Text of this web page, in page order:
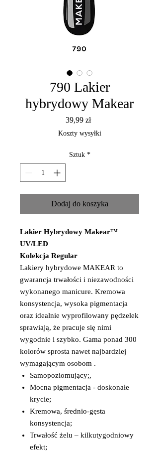
790 Lakier
hybrydowy Makear
39,99 złCena
Koszty wysyłki
Sztuk *
Dodaj do koszyka
Lakier Hybrydowy Makear™
UV/LED
Kolekcja Regular
Lakiery hybrydowe MAKEAR to
gwarancja trwałości i niezawodności
wykonanego manicure. Kremowa
konsystencja, wysoka pigmentacja
oraz idealnie wyprofilowany pędzelek
sprawiają, że pracuje się nimi
wygodnie i szybko. Gama ponad 300
kolorów sprosta nawet najbardziej
wymagającym osobom .
Samopoziomujący;,
Mocna pigmentacja - doskonałe
krycie;
Kremowa, średnio-gęsta
konsystencja;
Trwałość żelu – kilkutygodniowy
efekt;